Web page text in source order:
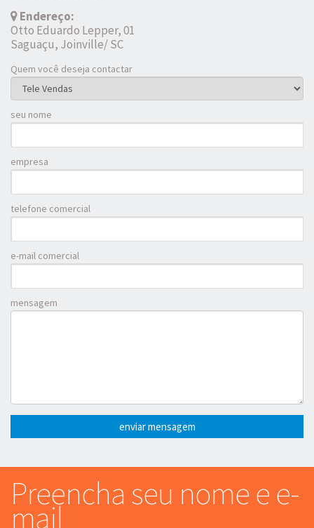
Endereço:
Otto Eduardo Lepper, 01
Saguaçu, Joinville/ SC
Quem você deseja contactar
seu nome
empresa
telefone comercial
e-mail comercial
mensagem
enviar mensagem
Preencha seu nome e e-
mail